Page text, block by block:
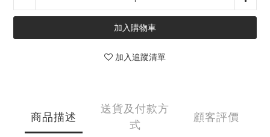
加入購物車
加入追蹤清單
商品描述
送貨及付款方
式
顧客評價